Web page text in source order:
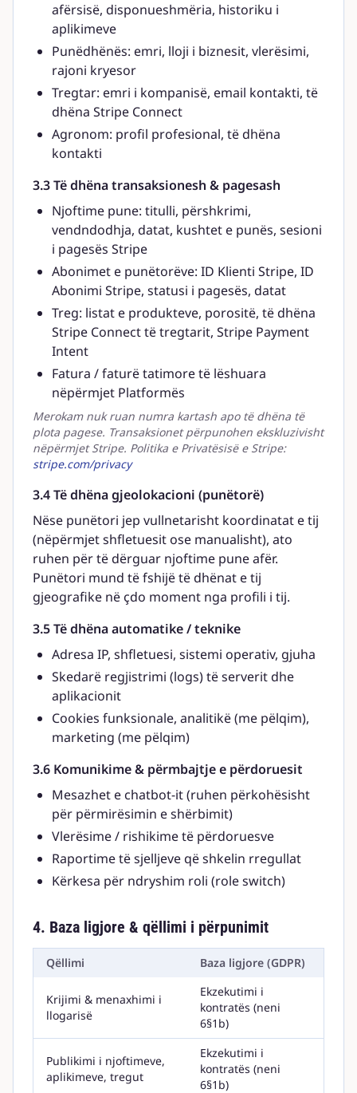
afërsisë, disponueshmëria, historiku i
aplikimeve
Punëdhënës: emri, lloji i biznesit, vlerësimi,
rajoni kryesor
Tregtar: emri i kompanisë, email kontakti, të
dhëna Stripe Connect
Agronom: profil profesional, të dhëna
kontakti
3.3 Të dhëna transaksionesh & pagesash
Njoftime pune: titulli, përshkrimi,
vendndodhja, datat, kushtet e punës, sesioni
i pagesës Stripe
Abonimet e punëtorëve: ID Klienti Stripe, ID
Abonimi Stripe, statusi i pagesës, datat
Treg: listat e produkteve, porositë, të dhëna
Stripe Connect të tregtarit, Stripe Payment
Intent
Fatura / faturë tatimore të lëshuara
nëpërmjet Platformës
Merokam nuk ruan numra kartash apo të dhëna të
plota pagese. Transaksionet përpunohen ekskluzivisht
nëpërmjet Stripe. Politika e Privatësisë e Stripe:
stripe.com/privacy
3.4 Të dhëna gjeolokacioni (punëtorë)
Nëse punëtori jep vullnetarisht koordinatat e tij
(nëpërmjet shfletuesit ose manualisht), ato
ruhen për të dërguar njoftime pune afër.
Punëtori mund të fshijë të dhënat e tij
gjeografike në çdo moment nga profili i tij.
3.5 Të dhëna automatike / teknike
Adresa IP, shfletuesi, sistemi operativ, gjuha
Skedarë regjistrimi (logs) të serverit dhe
aplikacionit
Cookies funksionale, analitikë (me pëlqim),
marketing (me pëlqim)
3.6 Komunikime & përmbajtje e përdoruesit
Mesazhet e chatbot-it (ruhen përkohësisht
për përmirësimin e shërbimit)
Vlerësime / rishikime të përdoruesve
Raportime të sjelljeve që shkelin rregullat
Kërkesa për ndryshim roli (role switch)
4. Baza ligjore & qëllimi i përpunimit
Qëllimi Baza ligjore (GDPR)
Krijimi & menaxhimi i
llogarisë
Ekzekutimi i
kontratës (neni
6§1b)
Publikimi i njoftimeve,
aplikimeve, tregut
Ekzekutimi i
kontratës (neni
6§1b)